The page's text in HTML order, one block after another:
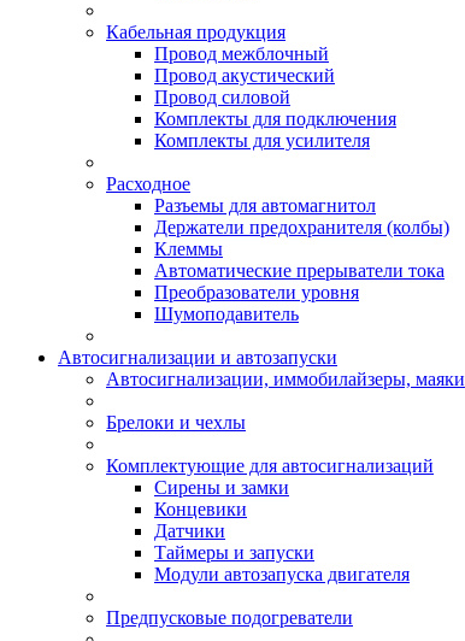
Кабельная продукция
Провод межблочный
Провод акустический
Провод силовой
Комплекты для подключения
Комплекты для усилителя
Расходное
Разъемы для автомагнитол
Держатели предохранителя (колбы)
Клеммы
Автоматические прерыватели тока
Преобразователи уровня
Шумоподавитель
Автосигнализации и автозапуски
Автосигнализации, иммобилайзеры, маяки
Брелоки и чехлы
Комплектующие для автосигнализаций
Сирены и замки
Концевики
Датчики
Таймеры и запуски
Модули автозапуска двигателя
Предпусковые подогреватели